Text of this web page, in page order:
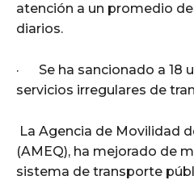
atención a un promedio
diarios.
· Se ha sancionado a 18
servicios irregulares de
La Agencia de Movilidad
(AMEQ), ha mejorado de
sistema de transporte